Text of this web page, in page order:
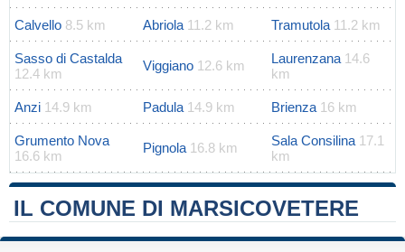
Calvello 8.5 km Abriola 11.2 km Tramutola 11.2 km
Sasso di Castalda
12.4 km
Viggiano 12.6 km Laurenzana 14.6
km
Anzi 14.9 km Padula 14.9 km Brienza 16 km
Grumento Nova
16.6 km
Pignola 16.8 km Sala Consilina 17.1
km
IL COMUNE DI MARSICOVETERE